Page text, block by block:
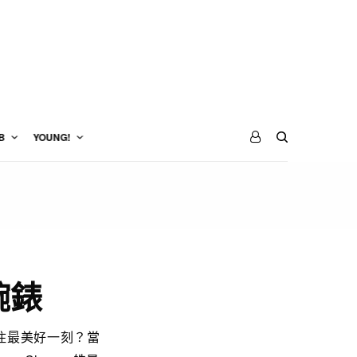
YOUNG!
錶
最美好一刻？當